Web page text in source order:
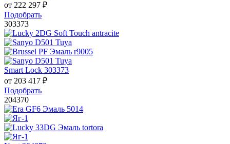
от 222 297 ₽
Подобрать
303373
Smart Lock 303373
от 203 417 ₽
Подобрать
204370